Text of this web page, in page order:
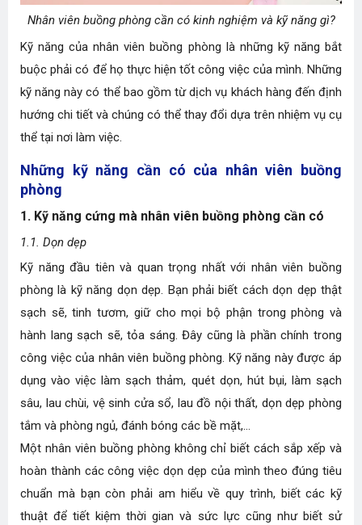
Nhân viên buồng phòng cần có kinh nghiệm và kỹ năng gì?
Kỹ năng của nhân viên buồng phòng là những kỹ năng bắt
buộc phải có để họ thực hiện tốt công việc của mình. Những
kỹ năng này có thể bao gồm từ dịch vụ khách hàng đến định
hướng chi tiết và chúng có thể thay đổi dựa trên nhiệm vụ cụ
thể tại nơi làm việc.
Những kỹ năng cần có của nhân viên buồng
phòng
1. Kỹ năng cứng mà nhân viên buồng phòng cần có
1.1. Dọn dẹp
Kỹ năng đầu tiên và quan trọng nhất với nhân viên buồng
phòng là kỹ năng dọn dẹp. Bạn phải biết cách dọn dẹp thật
sạch sẽ, tinh tươm, giữ cho mọi bộ phận trong phòng và
hành lang sạch sẽ, tỏa sáng. Đây cũng là phần chính trong
công việc của nhân viên buồng phòng. Kỹ năng này được áp
dụng vào việc làm sạch thảm, quét dọn, hút bụi, làm sạch
sâu, lau chùi, vệ sinh cửa sổ, lau đồ nội thất, dọn dẹp phòng
tắm và phòng ngủ, đánh bóng các bề mặt,...
Một nhân viên buồng phòng không chỉ biết cách sắp xếp và
hoàn thành các công việc dọn dẹp của mình theo đúng tiêu
chuẩn mà bạn còn phải am hiểu về quy trình, biết các kỹ
thuật để tiết kiệm thời gian và sức lực cũng như biết sử